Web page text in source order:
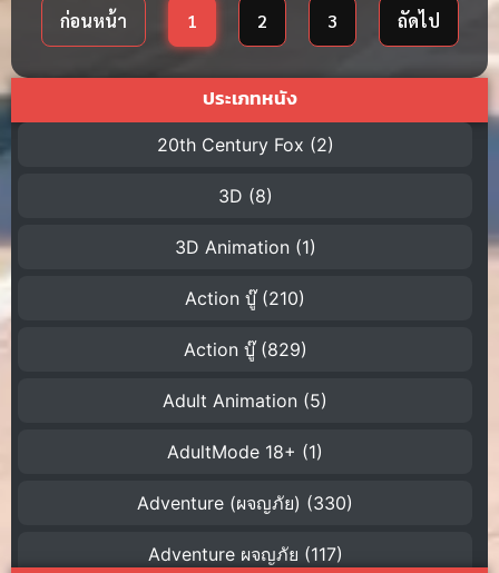
ก่อนหน้า 1 2 3 ถัดไป
ประเภทหนัง
20th Century Fox (2)
3D (8)
3D Animation (1)
Action บู๊(210)
Action บู๊(829)
Adult Animation (5)
AdultMode 18+ (1)
Adventure (ผจญภัย) (330)
Adventure ผจญภัย (117)